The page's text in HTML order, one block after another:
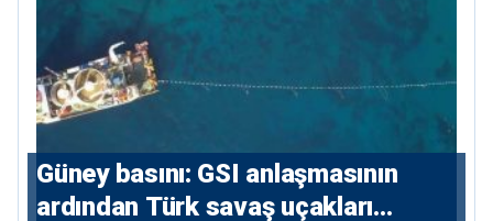
Güney basını: ⁠GSI anlaşmasının
ardından Türk savaş uçakları